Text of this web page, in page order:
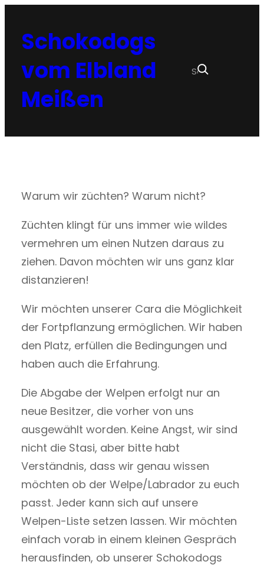
Inhalt
springen
Schokodogs
vom Elbland
Meißen
Suchen
Warum wir züchten? Warum nicht?
Züchten klingt für uns immer wie wildes
vermehren um einen Nutzen daraus zu
ziehen. Davon möchten wir uns ganz klar
distanzieren!
Wir möchten unserer Cara die Möglichkeit
der Fortpflanzung ermöglichen. Wir haben
den Platz, erfüllen die Bedingungen und
haben auch die Erfahrung.
Die Abgabe der Welpen erfolgt nur an
neue Besitzer, die vorher von uns
ausgewählt worden. Keine Angst, wir sind
nicht die Stasi, aber bitte habt
Verständnis, dass wir genau wissen
möchten ob der Welpe/Labrador zu euch
passt. Jeder kann sich auf unsere
Welpen-Liste setzen lassen. Wir möchten
einfach vorab in einem kleinen Gespräch
herausfinden, ob unserer Schokodogs